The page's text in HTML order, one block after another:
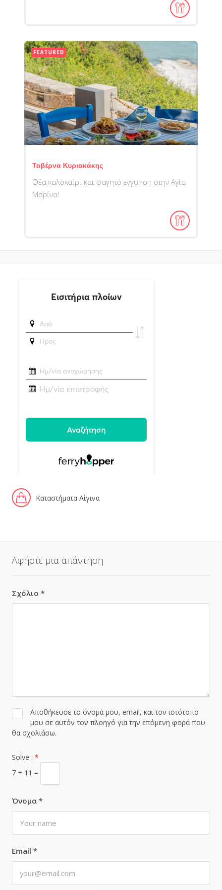
FEATURED
Ταβέρνα Κυριακάκης
Θέα καλοκαίρι και φαγητό εγγύηση στην Αγία
Μαρίνα!
Καταστήματα Αίγινα
Αφήστε μια απάντηση
Σχόλιο *
Όνομα *
Email *
Αποθήκευσε το όνομά μου, email, και τον ιστότοπο
μου σε αυτόν τον πλοηγό για την επόμενη φορά που
θα σχολιάσω.
Solve : *
7 + 11 =